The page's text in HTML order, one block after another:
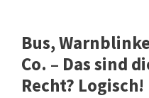
Bus,
Co. – Das sind
Recht? Logisch!